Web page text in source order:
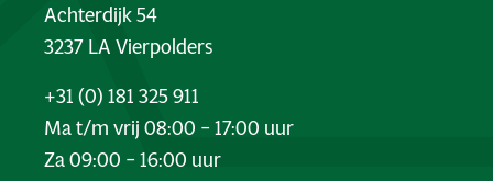
Achterdijk 54
3237 LA Vierpolders
+31 (0) 181 325 911
Ma t/m vrij 08:00 – 17:00 uur
Za 09:00 – 16:00 uur